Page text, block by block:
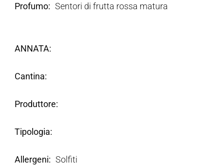
Profumo Sentori di frutta rossa matura
ANNATA
Cantina
Produttore
Tipologia
Allergeni Solfiti